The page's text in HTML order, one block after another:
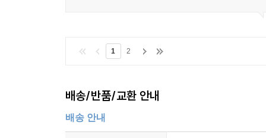
1 2
배송/반품/교환 안내
배송 안내